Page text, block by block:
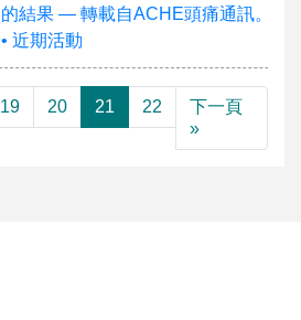
的結果 — 轉載自ACHE頭痛通訊。王
• 近期活動
19 20 21 22
下一頁
»